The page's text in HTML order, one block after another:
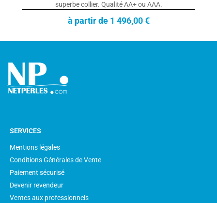
superbe collier. Qualité AA+ ou AAA.
à partir de 1 496,00 €
SERVICES
Mentions légales
Conditions Générales de Vente
Paiement sécurisé
Devenir revendeur
Ventes aux professionnels